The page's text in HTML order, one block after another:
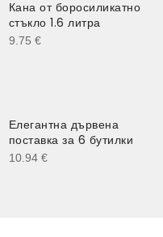
Кана от боросиликатно
стъкло 1.6 литра
9.75 €
Елегантна дървена
поставка за 6 бутилки
10.94 €